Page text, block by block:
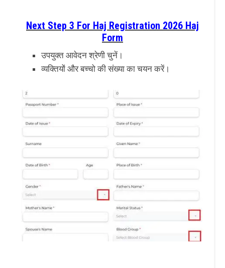
Next Step 3 For Haj Registration 2026 Haj
Form
उपयुक्त आवेदन श्रेणी चुनें।
व्यक्तियों और बच्चो की संख्या का चयन करें।